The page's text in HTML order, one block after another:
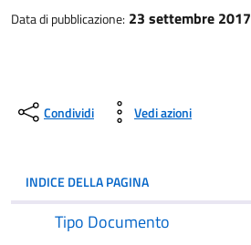
Data di pubblicazione: 23 settembre 2017
Condividi Vedi azioni
INDICE DELLA PAGINA
Tipo Documento